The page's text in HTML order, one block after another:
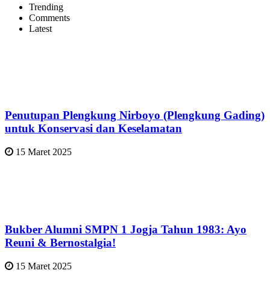
Trending
Comments
Latest
Penutupan Plengkung Nirboyo (Plengkung Gading)
untuk Konservasi dan Keselamatan
15 Maret 2025
Bukber Alumni SMPN 1 Jogja Tahun 1983: Ayo
Reuni & Bernostalgia!
15 Maret 2025